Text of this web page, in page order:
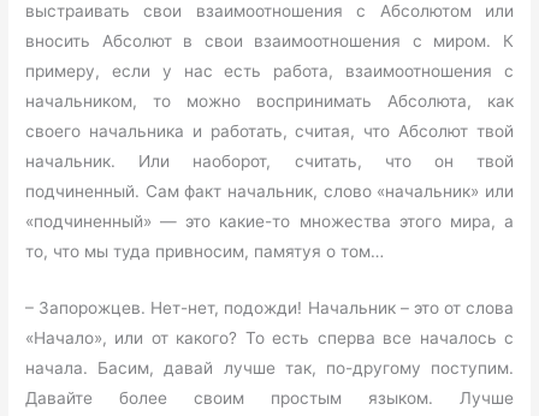
выстраивать свои взаимоотношения с Абсолютом или
вносить Абсолют в свои взаимоотношения с миром. К
примеру, если у нас есть работа, взаимоотношения с
начальником, то можно воспринимать Абсолюта, как
своего начальника и работать, считая, что Абсолют твой
начальник. Или наоборот, считать, что он твой
подчиненный. Сам факт начальник, слово «начальник» или
«подчиненный» — это какие-то множества этого мира, а
то, что мы туда привносим, памятуя о том…
– Запорожцев. Нет-нет, подожди! Начальник – это от слова
«Начало», или от какого? То есть сперва все началось с
начала. Басим, давай лучше так, по-другому поступим.
Давайте более своим простым языком. Лучше